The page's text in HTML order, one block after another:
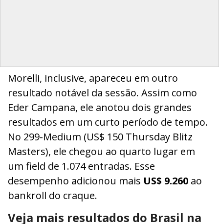
Morelli, inclusive, apareceu em outro
resultado notável da sessão. Assim como
Eder Campana, ele anotou dois grandes
resultados em um curto período de tempo.
No 299-Medium (US$ 150 Thursday Blitz
Masters), ele chegou ao quarto lugar em
um field de 1.074 entradas. Esse
desempenho adicionou mais US$ 9.260 ao
bankroll do craque.
Veja mais resultados do Brasil na